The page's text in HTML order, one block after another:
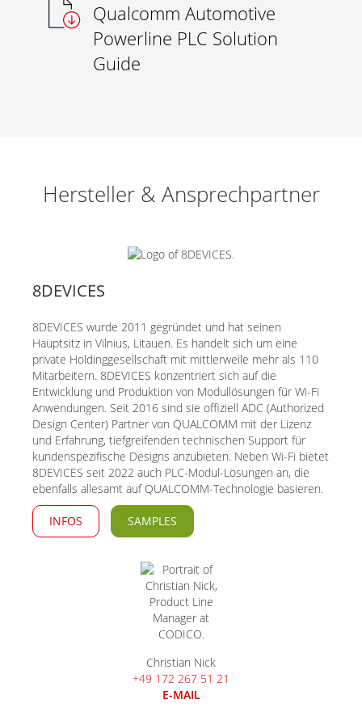
Qualcomm Automotive
Powerline PLC Solution
Guide
Hersteller & Ansprechpartner
8DEVICES
8DEVICES wurde 2011 gegründet und hat seinen
Hauptsitz in Vilnius, Litauen. Es handelt sich um eine
private Holdinggesellschaft mit mittlerweile mehr als 110
Mitarbeitern. 8DEVICES konzentriert sich auf die
Entwicklung und Produktion von Modullösungen für Wi-Fi
Anwendungen. Seit 2016 sind sie offiziell ADC (Authorized
Design Center) Partner von QUALCOMM mit der Lizenz
und Erfahrung, tiefgreifenden technischen Support für
kundenspezifische Designs anzubieten. Neben Wi-Fi bietet
8DEVICES seit 2022 auch PLC-Modul-Lösungen an, die
ebenfalls allesamt auf QUALCOMM-Technologie basieren.
INFOS SAMPLES
Christian Nick
+49 172 267 51 21
E-MAIL